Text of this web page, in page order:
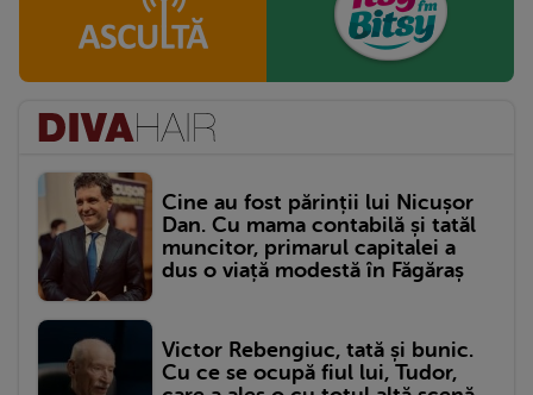
Cine au fost părinții lui Nicușor
Dan. Cu mama contabilă și tatăl
muncitor, primarul capitalei a
dus o viață modestă în Făgăraș
Victor Rebengiuc, tată și bunic.
Cu ce se ocupă fiul lui, Tudor,